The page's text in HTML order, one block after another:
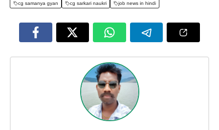
cg samanya gyan
cg sarkari naukri job news in hindi